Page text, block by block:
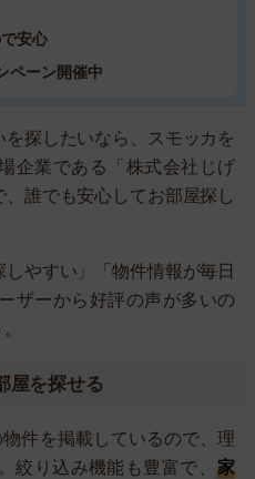
安心
ペーン開催中
探したいなら、スモッカを
企業である「株式会社じげ
誰でも安心してお部屋探し
しやすい」「物件情報が毎日
ザーから好評の声が多いの
屋を探せる
件を掲載しているので、理
絞り込み機能も豊富で、家